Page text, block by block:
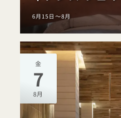
6月15日～8月
金
7
8月